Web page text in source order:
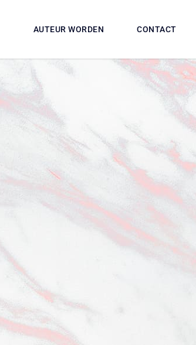
AUTEUR WORDEN CONTACT